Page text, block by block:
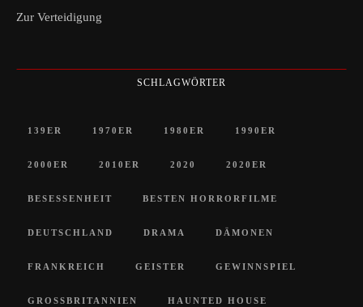
Zur Verteidigung
SCHLAGWÖRTER
139ER 1970ER 1980ER 1990ER
2000ER 2010ER 2020 2020ER
BESESSENHEIT BESTEN HORRORFILME
DEUTSCHLAND DRAMA DÄMONEN
FRANKREICH GEISTER GEWINNSPIEL
GROSSBRITANNIEN HAUNTED HOUSE